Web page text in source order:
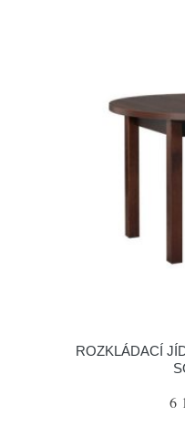
ROZKLÁDACÍ
6